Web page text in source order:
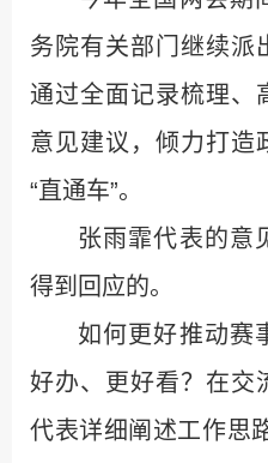
务院有关部门继续派
通过全面记录梳理、
意见建议，倾力打造
“直通车”。
张雨霏代表的意
得到回应的。
如何更好推动赛
好办、更好看？在交
代表详细阐述工作思